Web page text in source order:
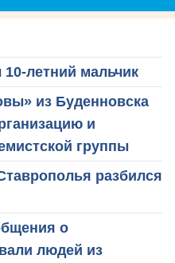
летний мальчик
из Буденновска
и
группы
разбился
о
людей из